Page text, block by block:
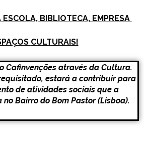
BIBLIOTECA, EMPRESA
CULTURAIS!
Cafinvenções através da Cultura.
estará a contribuir para
de atividades sociais que a
Bairro do Bom Pastor (Lisboa).